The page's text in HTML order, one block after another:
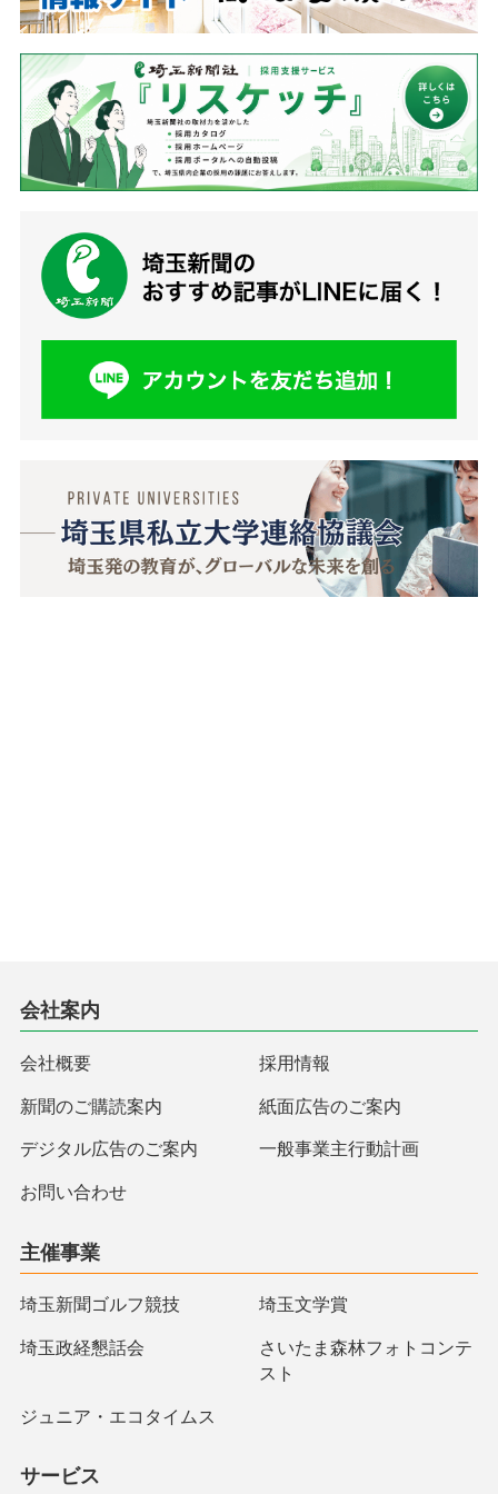
会社案内
会社概要 採用情報
新聞のご購読案内 紙面広告のご案内
デジタル広告のご案内 一般事業主行動計画
お問い合わせ
主催事業
埼玉新聞ゴルフ競技 埼玉文学賞
埼玉政経懇話会
さいたま森林フォトコンテ
スト
ジュニア・エコタイムス
サービス